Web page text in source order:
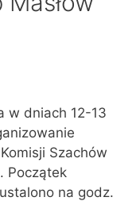
w dniach 12-13
Szachów
Początek
na godz.